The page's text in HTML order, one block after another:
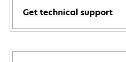
Get technical support
opens
in